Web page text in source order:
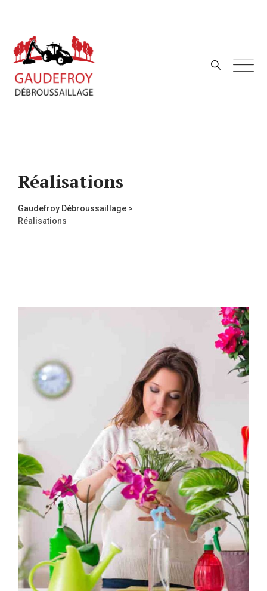
content
Réalisations
Gaudefroy Débroussaillage >
Réalisations